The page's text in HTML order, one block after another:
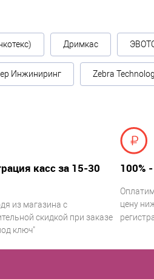
Дримкас
Инжиниринг Zebra
касс за 15-30
из магазина с
скидкой при заказе
ключ"
100%
цену